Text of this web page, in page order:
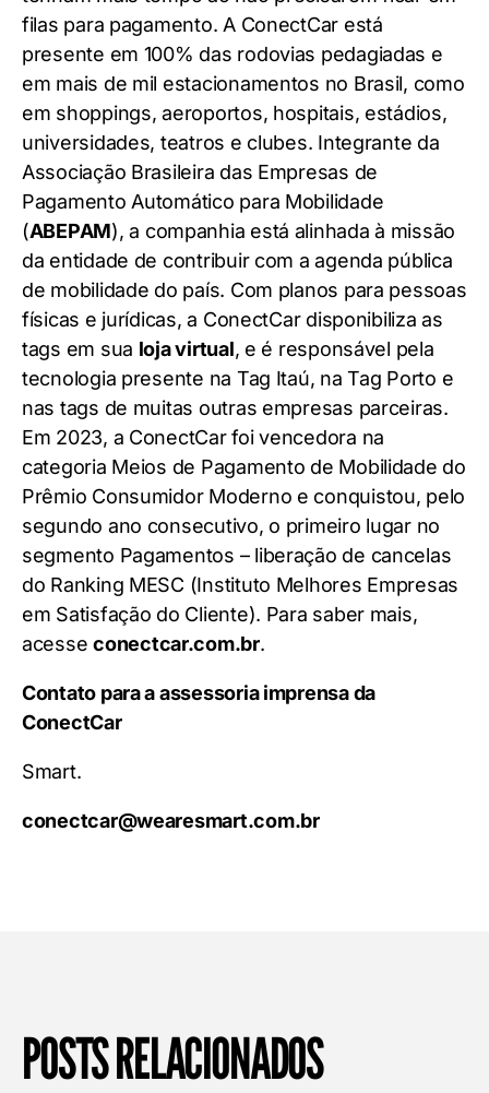
filas para pagamento. A ConectCar está
presente em 100% das rodovias pedagiadas e
em mais de mil estacionamentos no Brasil, como
em shoppings, aeroportos, hospitais, estádios,
universidades, teatros e clubes. Integrante da
Associação Brasileira das Empresas de
Pagamento Automático para Mobilidade
(ABEPAM), a companhia está alinhada à missão
da entidade de contribuir com a agenda pública
de mobilidade do país. Com planos para pessoas
físicas e jurídicas, a ConectCar disponibiliza as
tags em sua loja virtual, e é responsável pela
tecnologia presente na Tag Itaú, na Tag Porto e
nas tags de muitas outras empresas parceiras.
Em 2023, a ConectCar foi vencedora na
categoria Meios de Pagamento de Mobilidade do
Prêmio Consumidor Moderno e conquistou, pelo
segundo ano consecutivo, o primeiro lugar no
segmento Pagamentos – liberação de cancelas
do Ranking MESC (Instituto Melhores Empresas
em Satisfação do Cliente). Para saber mais,
acesseconectcar.com.br.
Contato para a assessoria imprensa da
ConectCar
Smart.
conectcar@wearesmart.com.br
POSTS RELACIONADOS